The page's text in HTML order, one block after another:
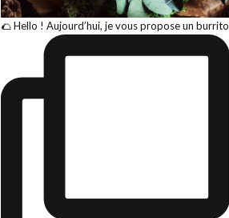
🌮 Hello ! Aujourd’hui, je vous propose un burrito